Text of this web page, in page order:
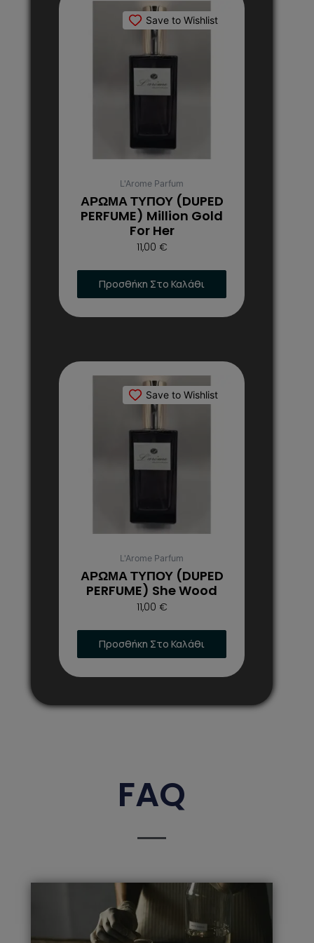
Save to Wishlist
L'Arome Parfum
ΑΡΩΜΑ ΤΥΠΟΥ (DUPED
PERFUME) Million Gold
For Her
11,00 €
Προσθήκη Στο Καλάθι
το
προϊόν
έχει
παραλλαγές.
Οι
να
επιλεγούν
στη
σελίδα
του
προϊόντος
Save to Wishlist
L'Arome Parfum
ΑΡΩΜΑ ΤΥΠΟΥ (DUPED
PERFUME) She Wood
11,00 €
Προσθήκη Στο Καλάθι
το
προϊόν
έχει
παραλλαγές.
Οι
να
επιλεγούν
στη
σελίδα
του
προϊόντος
FAQ